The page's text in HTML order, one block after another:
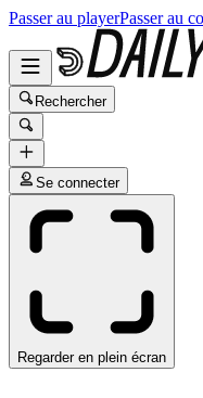
Passer au playerPasser au
Rechercher
Se connecter
Regarder en plein écran